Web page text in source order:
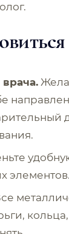
элементов.